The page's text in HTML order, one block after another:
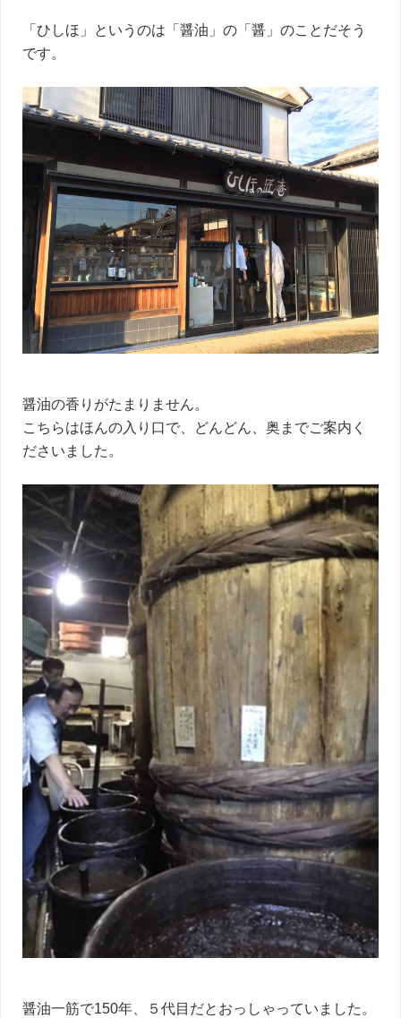
「ひしほ」というのは「醤油」の「醤」のことだそう
です。
醤油の香りがたまりません。
こちらはほんの入り口で、どんどん、奥までご案内く
ださいました。
醤油一筋で150年、５代目だとおっしゃっていました。